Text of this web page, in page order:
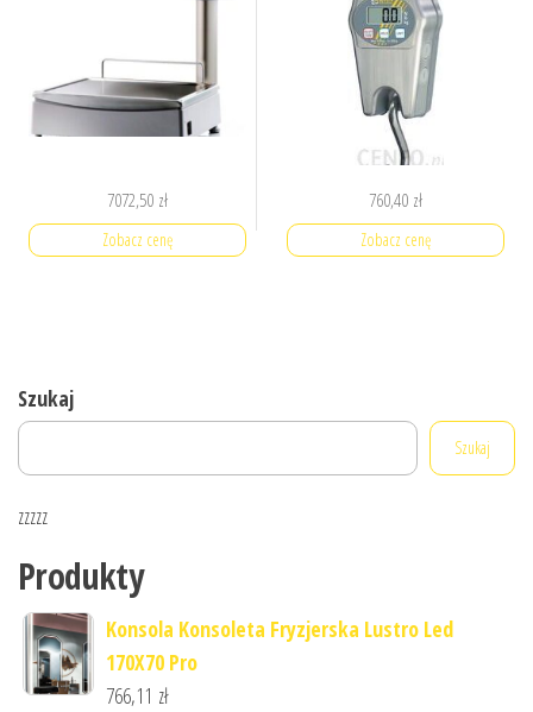
7072,50 zł
Zobacz cenę
760,40 zł
Zobacz cenę
Szukaj
Szukaj
zzzzz
Produkty
Konsola Konsoleta Fryzjerska Lustro Led
170X70 Pro
766,11 zł